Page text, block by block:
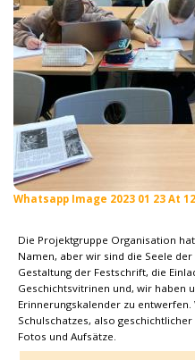
Whatsapp Image 2023 01 23 At
Die Projektgruppe Organisation
Namen, aber wir sind die Seele
Gestaltung der Festschrift, die
Geschichtsvitrinen und, wir haben
Erinnerungskalender zu
Schulschatzes, also
Fotos und Aufsätze.